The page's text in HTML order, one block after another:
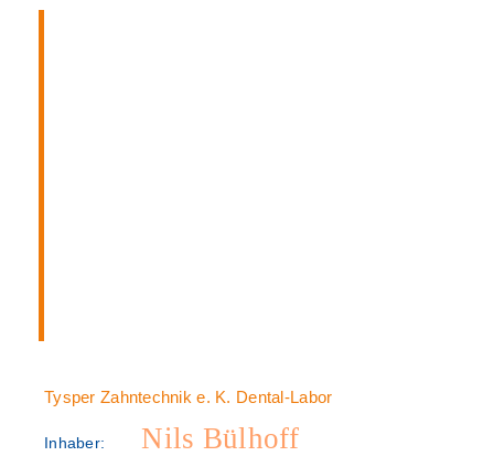
Tysper Zahntechnik e. K. Dental-Labor
Inhaber: Nils Bülhoff